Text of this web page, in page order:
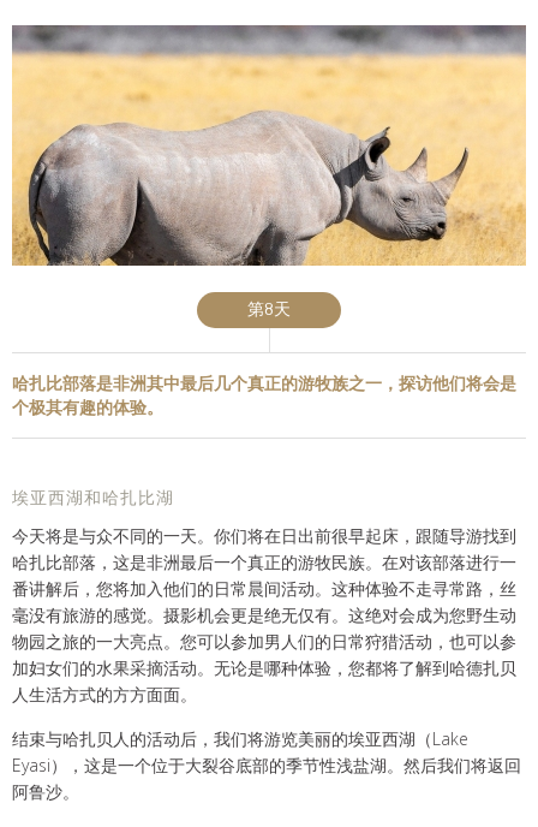
第8天
哈扎比部落是非洲其中最后几个真正的游牧族之一，探访他们将会是
个极其有趣的体验。
埃亚西湖和哈扎比湖
今天将是与众不同的一天。你们将在日出前很早起床，跟随导游找到
哈扎比部落，这是非洲最后一个真正的游牧民族。在对该部落进行一
番讲解后，您将加入他们的日常晨间活动。这种体验不走寻常路，丝
毫没有旅游的感觉。摄影机会更是绝无仅有。这绝对会成为您野生动
物园之旅的一大亮点。您可以参加男人们的日常狩猎活动，也可以参
加妇女们的水果采摘活动。无论是哪种体验，您都将了解到哈德扎贝
人生活方式的方方面面。
结束与哈扎贝人的活动后，我们将游览美丽的埃亚西湖（Lake
Eyasi），这是一个位于大裂谷底部的季节性浅盐湖。然后我们将返回
阿鲁沙。